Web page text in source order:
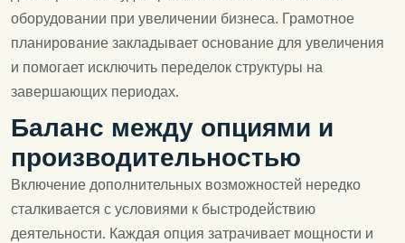
оборудовании при увеличении бизнеса. Грамотное
планирование закладывает основание для увеличения
и помогает исключить переделок структуры на
завершающих периодах.
Баланс между опциями и
производительностью
Включение дополнительных возможностей нередко
сталкивается с условиями к быстродействию
деятельности. Каждая опция затрачивает мощности и